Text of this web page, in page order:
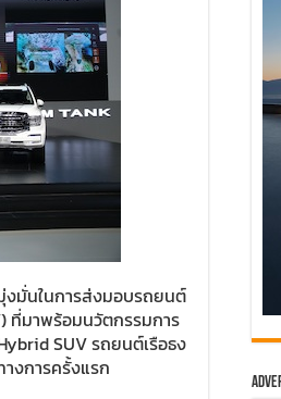
งมั่นในการส่งมอบรถยนต์
ที่มาพร้อมนวัตกรรมการ
SUV รถยนต์เรือธง
งการครั้งแรก